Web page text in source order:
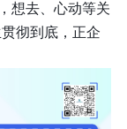
想去、心动等关
彻到底，正企